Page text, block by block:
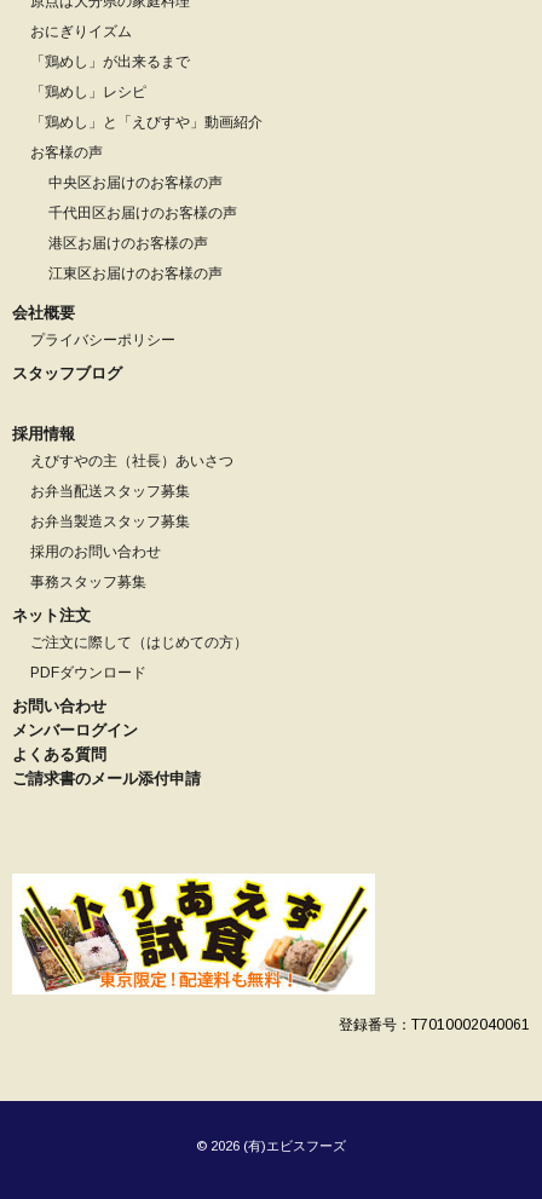
おにぎりイズム
「鶏めし」が出来るまで
「鶏めし」レシピ
「鶏めし」と「えびすや」動画紹介
お客様の声
中央区お届けのお客様の声
千代田区お届けのお客様の声
港区お届けのお客様の声
江東区お届けのお客様の声
会社概要
プライバシーポリシー
スタッフブログ
採用情報
えびすやの主（社長）あいさつ
お弁当配送スタッフ募集
お弁当製造スタッフ募集
採用のお問い合わせ
事務スタッフ募集
ネット注文
ご注文に際して（はじめての方）
PDFダウンロード
お問い合わせ
メンバーログイン
よくある質問
ご請求書のメール添付申請
登録番号：T7010002040061
© 2026 (有)エビスフーズ